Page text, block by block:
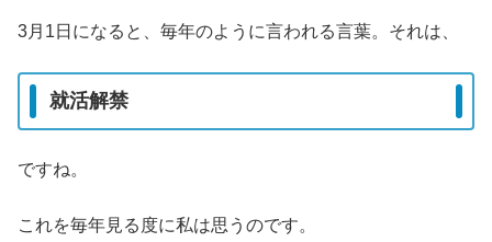
3月1日になると、毎年のように言われる言葉。それは、
就活解禁
ですね。
これを毎年見る度に私は思うのです。